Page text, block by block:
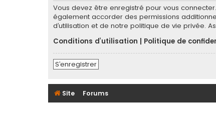
Vous devez être enregistré pour vous
également accorder des permissions
d’utilisation et de notre politique de vie privée.
Conditions d’utilisation
Politique de
S’enregistrer
Site Forums